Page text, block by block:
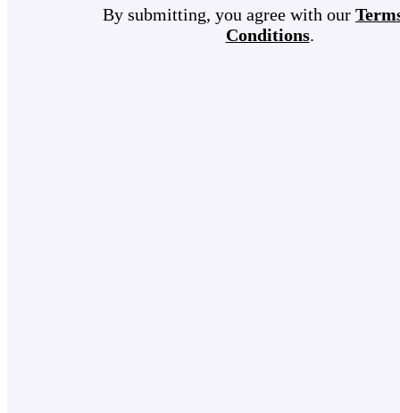
By submitting, you agree with our
Conditions.